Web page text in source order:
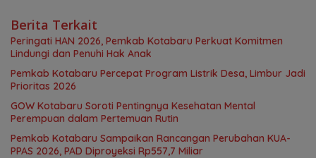
Berita Terkait
Peringati HAN 2026, Pemkab Kotabaru Perkuat Komitmen
Lindungi dan Penuhi Hak Anak
Pemkab Kotabaru Percepat Program Listrik Desa, Limbur Jadi
Prioritas 2026
GOW Kotabaru Soroti Pentingnya Kesehatan Mental
Perempuan dalam Pertemuan Rutin
Pemkab Kotabaru Sampaikan Rancangan Perubahan KUA-
PPAS 2026, PAD Diproyeksi Rp557,7 Miliar